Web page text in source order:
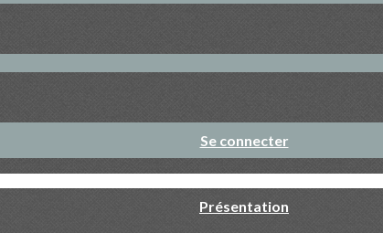
Se connecter
Présentation